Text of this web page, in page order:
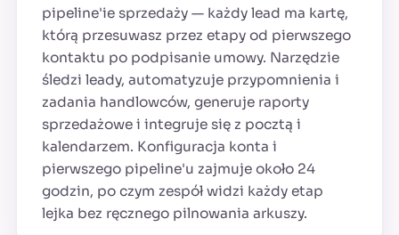
pipeline'ie sprzedaży — każdy lead ma kartę,
którą przesuwasz przez etapy od pierwszego
kontaktu po podpisanie umowy. Narzędzie
śledzi leady, automatyzuje przypomnienia i
zadania handlowców, generuje raporty
sprzedażowe i integruje się z pocztą i
kalendarzem. Konfiguracja konta i
pierwszego pipeline'u zajmuje około 24
godzin, po czym zespół widzi każdy etap
lejka bez ręcznego pilnowania arkuszy.